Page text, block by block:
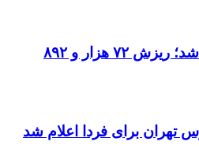
بورس دوباره قرمز شد؛ ریزش ۷۲ هزار و ۸۹۲
تهران برای فردا اعلام شد